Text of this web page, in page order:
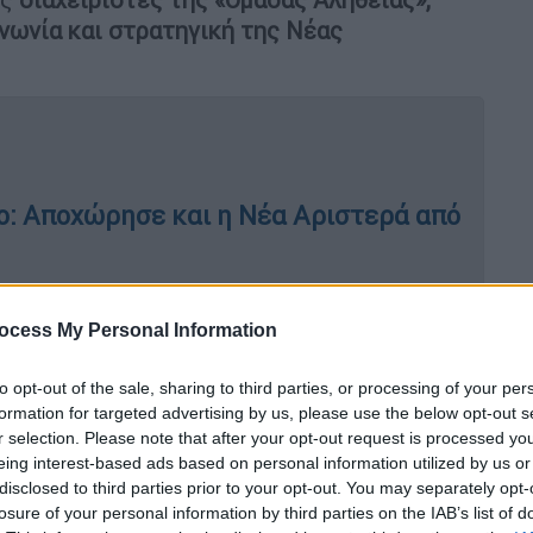
My Personal Information
opt-out of the sale, sharing to third parties, or processing of your
for targeted advertising by us, please use the below opt-out
selection. Please note that after your opt-out request is processed
interest-based ads based on personal information utilized by us
to third parties prior to your opt-out. You may separately
of your personal information by third parties on the IAB’s list of
και στρατηγική της Νέας
Αποχώρησε και η Νέα Αριστερά από
και τέταρτης Belharra -
μεταχειρισμένων Bergamini
ικανότατους content creators και
προπαγάνδας, «πολιτικής